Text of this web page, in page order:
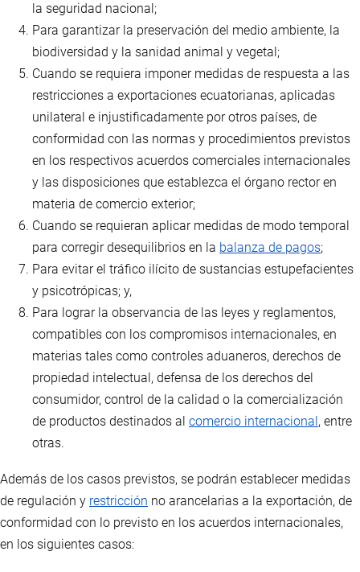
la seguridad nacional;
Para garantizar la preservación del medio ambiente, la
biodiversidad y la sanidad animal y vegetal;
Cuando se requiera imponer medidas de respuesta a las
restricciones a exportaciones ecuatorianas, aplicadas
unilateral e injustificadamente por otros países, de
conformidad con las normas y procedimientos previstos
en los respectivos acuerdos comerciales internacionales
y las disposiciones que establezca el órgano rector en
materia de comercio exterior;
Cuando se requieran aplicar medidas de modo temporal
para corregir desequilibrios en la balanza de pagos;
Para evitar el tráfico ilícito de sustancias estupefacientes
y psicotrópicas; y,
Para lograr la observancia de las leyes y reglamentos,
compatibles con los compromisos internacionales, en
materias tales como controles aduaneros, derechos de
propiedad intelectual, defensa de los derechos del
consumidor, control de la calidad o la comercialización
de productos destinados al comercio internacional , entre
otras.
Además de los casos previstos, se podrán establecer medidas
de regulación y restricción no arancelarias a la exportación, de
conformidad con lo previsto en los acuerdos internacionales,
en los siguientes casos: